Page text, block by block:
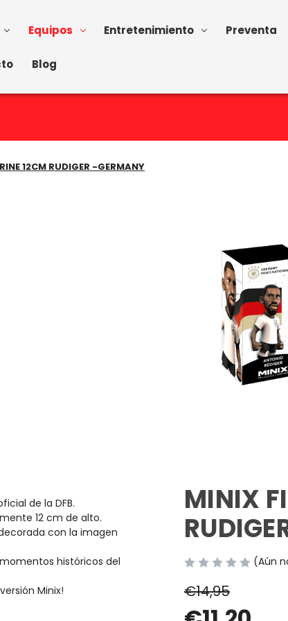
Equipos Entretenimiento Preventa
Blog
12CM RUDIGER -GERMANY
de la DFB.
12 cm de alto.
con la imagen
históricos del
Minix!
MINIX
(Aún
€14,95